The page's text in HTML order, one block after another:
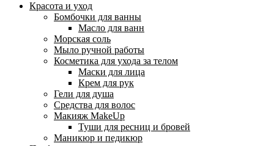
Красота и уход
Бомбочки для ванны
Масло для ванн
Морская соль
Мыло ручной работы
Косметика для ухода за телом
Маски для лица
Крем для рук
Гели для душа
Средства для волос
Макияж MakeUp
Туши для ресниц и бровей
Маникюр и педикюр